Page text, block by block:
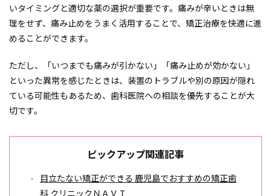
いタイミングと適切な薬の選択が重要です。痛みが辛いときは無
理をせず、痛み止めをうまく活用することで、矯正治療を快適に進
めることができます。
ただし、「いつまでも痛みが引かない」「痛み止めが効かない」
といった異常を感じたときは、装置のトラブルや別の原因が隠れ
ている可能性もあるため、歯科医院への相談を優先することが大
切です。
ピックアップ関連記事
目立たない矯正ができる 鹿児島でおすすめの矯正歯
科 クリニックＮＡＶＩ